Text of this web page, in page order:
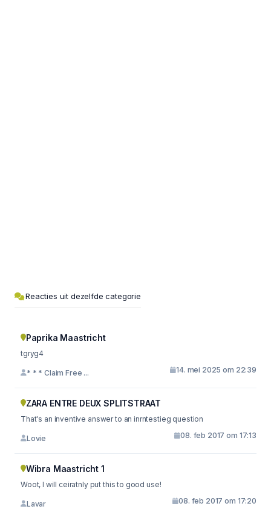
Reacties uit dezelfde categorie
Paprika Maastricht
tgryg4
* * * Claim Free ... 14. mei 2025 om 22:39
ZARA ENTRE DEUX SPLITSTRAAT
That's an inventive answer to an inrntestieg question
Lovie 08. feb 2017 om 17:13
Wibra Maastricht 1
Woot, I will ceiratnly put this to good use!
Lavar 08. feb 2017 om 17:20